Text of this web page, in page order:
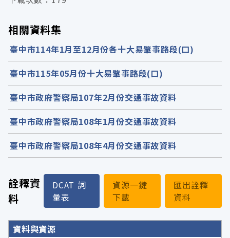
詮釋資
料
DCAT 詞
彙表
資源一鍵
下載
匯出詮釋
資料
詮釋資料詳細內容
資料與資源
相關資料集
臺中市114年1月至12月份各十大易肇事路段(口)
臺中市115年05月份十大易肇事路段(口)
臺中市政府警察局107年2月份交通事故資料
臺中市政府警察局108年1月份交通事故資料
臺中市政府警察局108年4月份交通事故資料